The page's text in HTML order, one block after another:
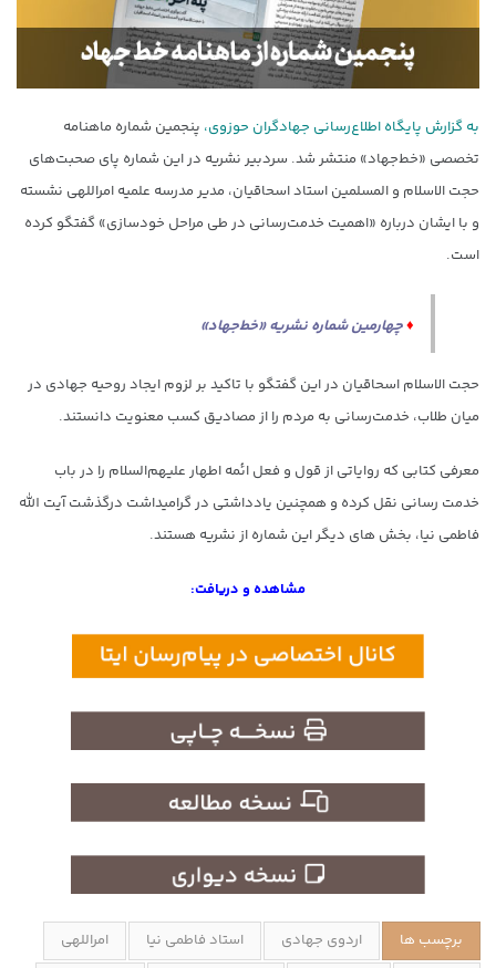
به گزارش پایگاه اطلاع‌رسانی جهادگران حوزوی، پنجمین شماره ماهنامه
تخصصی «خط‌جهاد» منتشر شد. سردبیر نشریه در این شماره پای صحبت‌های
حجت الاسلام و المسلمین استاد اسحاقیان، مدیر مدرسه علمیه امراللهی نشسته
و با ایشان درباره «اهمیت خدمت‌رسانی در طی مراحل خودسازی» گفتگو کرده
است.
♦چهارمین شماره نشریه «خط‌جهاد»
حجت الاسلام اسحاقیان در این گفتگو با تاکید بر لزوم ایجاد روحیه جهادی در
میان طلاب، خدمت‌رسانی به مردم را از مصادیق کسب معنویت دانستند.
معرفی کتابی که روایاتی از قول و فعل ائمه اطهار علیهم‌السلام را در باب
خدمت رسانی نقل کرده و همچنین یادداشتی در گرامیداشت درگذشت آیت الله
فاطمی نیا، بخش های دیگر این شماره از نشریه هستند.
مشاهده و دریافت:
برچسب ها اردوی جهادی استاد فاطمی نیا
امراللهی